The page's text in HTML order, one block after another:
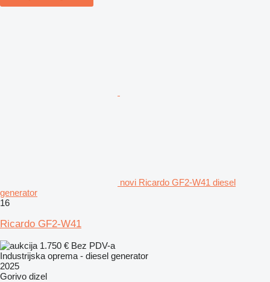
novi Ricardo GF2-W41 diesel
generator
16
Ricardo GF2-W41
1.750 € Bez PDV-a
Industrijska oprema - diesel generator
2025
Gorivo dizel